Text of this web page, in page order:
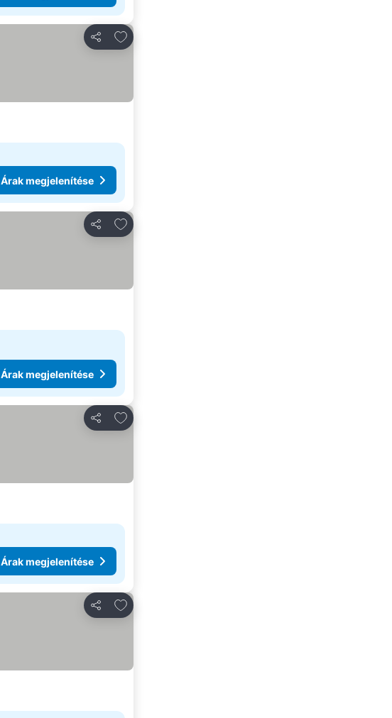
Megosztás
Hozzáadás a kedvencekhez
Árak megjelenítése
Megosztás
Hozzáadás a kedvencekhez
Árak megjelenítése
Megosztás
Hozzáadás a kedvencekhez
Árak megjelenítése
Megosztás
Hozzáadás a kedvencekhez